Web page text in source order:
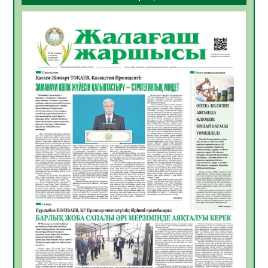
ҚҰРЫЛТАЙ САЙЛАУЫ – БОЛАШАҚҚА
БАСТАР ЖАУАПТЫ ТАҢДАУ
06.08.2026
Инфекциялық ауруларға қарсы иммундау
жұмыстарының тиімділігі
06.08.2026
28
Көкжөтел ауруы туралы
06.08.2026
25
АПВ вакцинасы туралы мәлімет
06.08.2026
26
Open Air: Қызылорда облысы полиция
департаменті 20 мыңнан астам
көрерменнің қауіпсіздігін қамтамасыз етті
06.08.2026
38
ҚЫЗЫЛОРДАДА «САНАЛЫ ҰРПАҚ –
ЖАРҚЫН БОЛАШАҚ» АТТЫ КЕҢЕЙТІЛГЕН